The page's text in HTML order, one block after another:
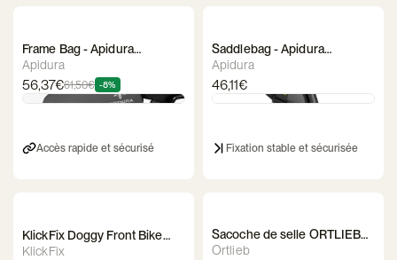
Frame Bag - Apidura
Expedition Bolt on Top Tube
Pack
Apidura
56,37€61,50€ -8%
Accès rapide et sécurisé
Saddlebag - Apidura
Expedition Tool Pack
Apidura
46,11€
Fixation stable et sécurisée
KlickFix Doggy Front Bike
Bag
KlickFix
Sacoche de selle ORTLIEB
Seat-Pack QR
Ortlieb